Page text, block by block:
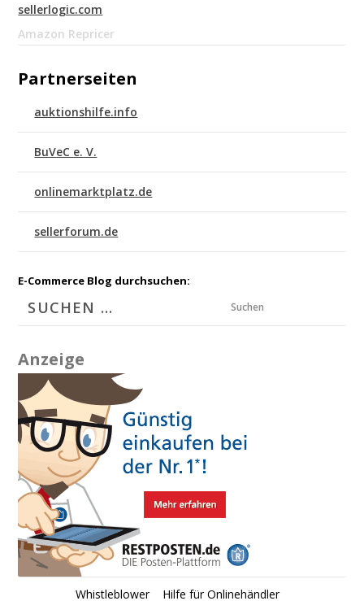
sellerlogic.com
Amazon Repricer
Partnerseiten
auktionshilfe.info
BuVeC e. V.
onlinemarktplatz.de
sellerforum.de
E-Commerce Blog durchsuchen:
Suchen
Anzeige
Whistleblower
Hilfe für Onlinehändler